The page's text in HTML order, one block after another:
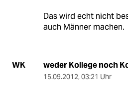
Das wird echt nicht
auch Männer machen.
WK weder Kollege noch
15.09.2012, 03:21 Uhr